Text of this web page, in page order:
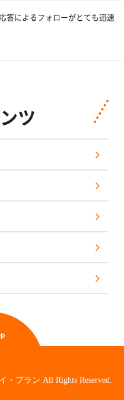
答によるフォローがとても迅速
ツ
・プラン All Rights Reserved.